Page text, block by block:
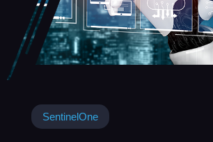
SentinelOne